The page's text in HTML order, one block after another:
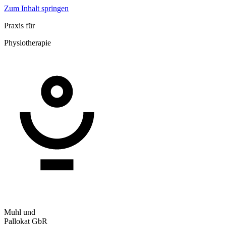
Zum Inhalt springen
Praxis für
Physiotherapie
Muhl und
Pallokat GbR